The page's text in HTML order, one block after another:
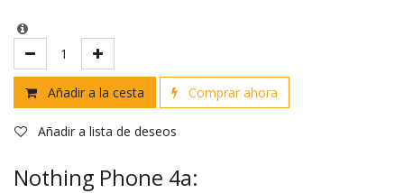
Añadir a la cesta Comprar ahora
Añadir a lista de deseos
Nothing Phone 4a: